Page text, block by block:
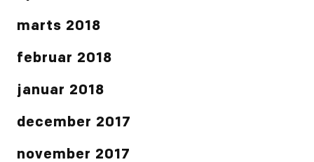
marts 2018
februar 2018
januar 2018
december 2017
november 2017